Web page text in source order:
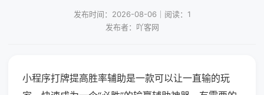
发布时间：2026-08-06｜阅读：1
发布者：吖客网
小程序打牌提高胜率辅助是一款可以让一直输的玩